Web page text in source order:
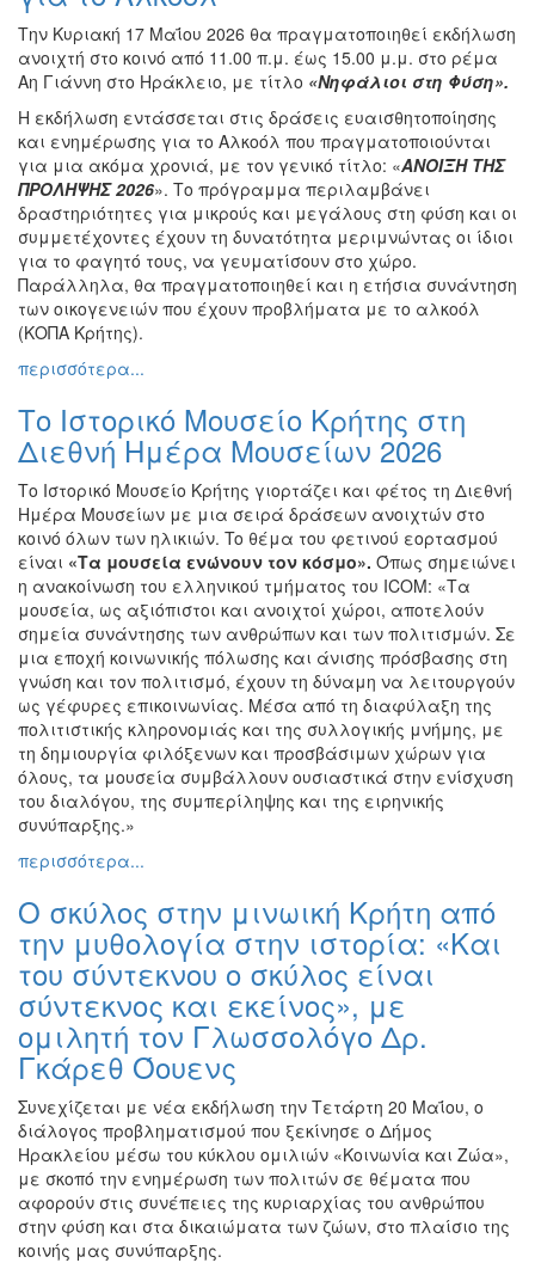
Την Κυριακή 17 Μαΐου 2026 θα πραγματοποιηθεί εκδήλωση
ανοιχτή στο κοινό από 11.00 π.μ. έως 15.00 μ.μ. στο ρέμα
Αη Γιάννη στο Ηράκλειο, με τίτλο «Νηφάλιοι στη Φύση».
Η εκδήλωση εντάσσεται στις δράσεις ευαισθητοποίησης
και ενημέρωσης για το Αλκοόλ που πραγματοποιούνται
για μια ακόμα χρονιά, με τον γενικό τίτλο: «ΑΝΟΙΞΗ ΤΗΣ
ΠΡΟΛΗΨΗΣ 2026». Το πρόγραμμα περιλαμβάνει
δραστηριότητες για μικρούς και μεγάλους στη φύση και οι
συμμετέχοντες έχουν τη δυνατότητα μεριμνώντας οι ίδιοι
για το φαγητό τους, να γευματίσουν στο χώρο.
Παράλληλα, θα πραγματοποιηθεί και η ετήσια συνάντηση
των οικογενειών που έχουν προβλήματα με το αλκοόλ
(ΚΟΠΑ Κρήτης).
περισσότερα...
Το Ιστορικό Μουσείο Κρήτης στη
Διεθνή Ημέρα Μουσείων 2026
Το Ιστορικό Μουσείο Κρήτης γιορτάζει και φέτος τη Διεθνή
Ημέρα Μουσείων με μια σειρά δράσεων ανοιχτών στο
κοινό όλων των ηλικιών. To θέμα του φετινού εορτασμού
είναι «Τα μουσεία ενώνουν τον κόσμο». Όπως σημειώνει
η ανακοίνωση του ελληνικού τμήματος του ICOM: «Τα
μουσεία, ως αξιόπιστοι και ανοιχτοί χώροι, αποτελούν
σημεία συνάντησης των ανθρώπων και των πολιτισμών. Σε
μια εποχή κοινωνικής πόλωσης και άνισης πρόσβασης στη
γνώση και τον πολιτισμό, έχουν τη δύναμη να λειτουργούν
ως γέφυρες επικοινωνίας. Μέσα από τη διαφύλαξη της
πολιτιστικής κληρονομιάς και της συλλογικής μνήμης, με
τη δημιουργία φιλόξενων και προσβάσιμων χώρων για
όλους, τα μουσεία συμβάλλουν ουσιαστικά στην ενίσχυση
του διαλόγου, της συμπερίληψης και της ειρηνικής
συνύπαρξης.»
περισσότερα...
O σκύλος στην μινωική Κρήτη από
την μυθολογία στην ιστορία: «Και
του σύντεκνου ο σκύλος είναι
σύντεκνος και εκείνος», με
ομιλητή τον Γλωσσολόγο Δρ.
Γκάρεθ Όουενς
Συνεχίζεται με νέα εκδήλωση την Τετάρτη 20 Μαΐου, ο
διάλογος προβληματισμού που ξεκίνησε ο Δήμος
Ηρακλείου μέσω του κύκλου ομιλιών «Κοινωνία και Ζώα»,
με σκοπό την ενημέρωση των πολιτών σε θέματα που
αφορούν στις συνέπειες της κυριαρχίας του ανθρώπου
στην φύση και στα δικαιώματα των ζώων, στο πλαίσιο της
κοινής μας συνύπαρξης.